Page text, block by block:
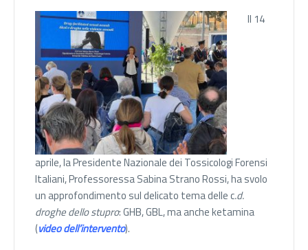
Il 14
aprile, la Presidente Nazionale dei Tossicologi Forensi
Italiani, Professoressa Sabina Strano Rossi, ha svolo
un approfondimento sul delicato tema delle c.d.
droghe dello stupro: GHB, GBL, ma anche ketamina
(video dell’intervento).